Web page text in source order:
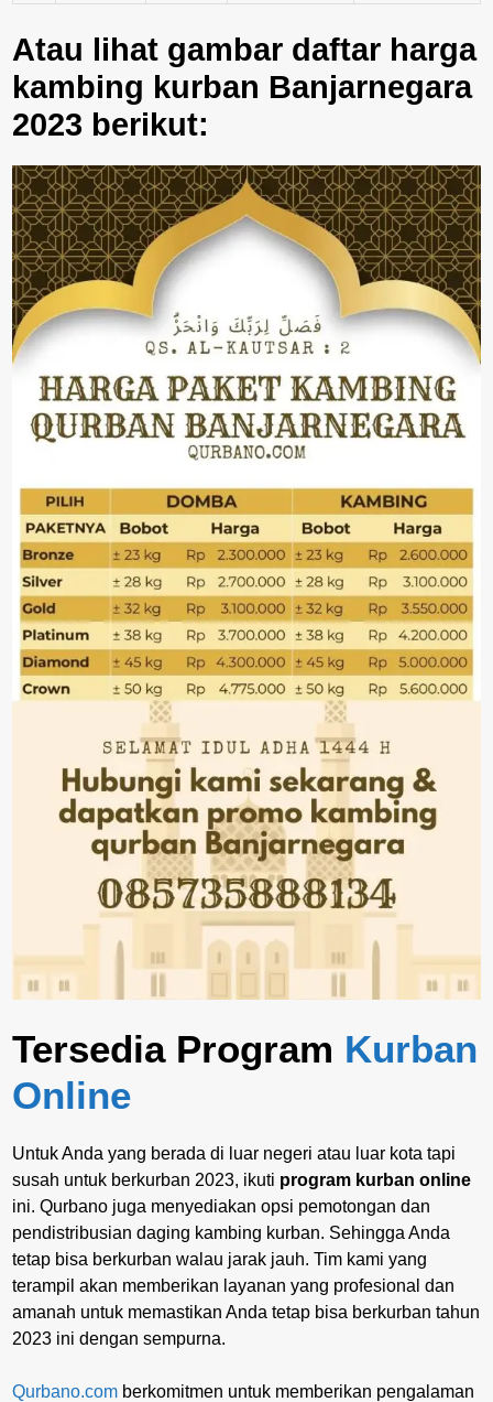
Atau lihat gambar daftar harga
kambing kurban Banjarnegara
2023 berikut:
Tersedia Program Kurban
Online
Untuk Anda yang berada di luar negeri atau luar kota tapi
susah untuk berkurban 2023, ikuti program kurban online
ini. Qurbano juga menyediakan opsi pemotongan dan
pendistribusian daging kambing kurban. Sehingga Anda
tetap bisa berkurban walau jarak jauh. Tim kami yang
terampil akan memberikan layanan yang profesional dan
amanah untuk memastikan Anda tetap bisa berkurban tahun
2023 ini dengan sempurna.
Qurbano.com berkomitmen untuk memberikan pengalaman